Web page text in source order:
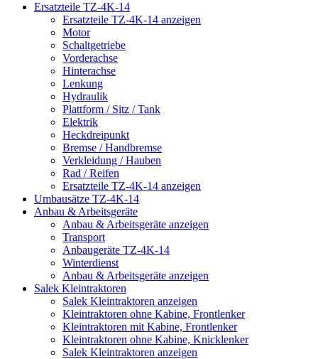
Ersatzteile TZ-4K-14
Ersatzteile TZ-4K-14 anzeigen
Motor
Schaltgetriebe
Vorderachse
Hinterachse
Lenkung
Hydraulik
Plattform / Sitz / Tank
Elektrik
Heckdreipunkt
Bremse / Handbremse
Verkleidung / Hauben
Rad / Reifen
Ersatzteile TZ-4K-14 anzeigen
Umbausätze TZ-4K-14
Anbau & Arbeitsgeräte
Anbau & Arbeitsgeräte anzeigen
Transport
Anbaugeräte TZ-4K-14
Winterdienst
Anbau & Arbeitsgeräte anzeigen
Salek Kleintraktoren
Salek Kleintraktoren anzeigen
Kleintraktoren ohne Kabine, Frontlenker
Kleintraktoren mit Kabine, Frontlenker
Kleintraktoren ohne Kabine, Knicklenker
Salek Kleintraktoren anzeigen